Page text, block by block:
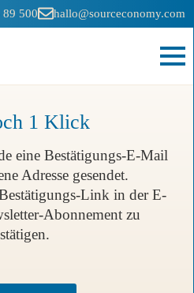
89 500 hallo@sourceconomy.com
1 Klick
eine Bestätigungs-E-Mail
Adresse gesendet.
Link in der E-
Abonnement zu